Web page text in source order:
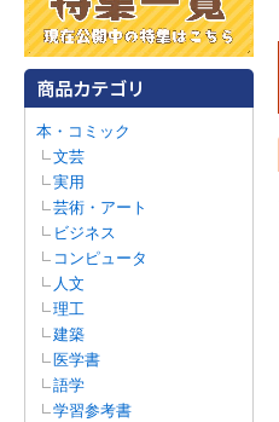
本・コミック
文芸
実用
芸術・アート
ビジネス
コンピュータ
人文
理工
建築
医学書
語学
学習参考書